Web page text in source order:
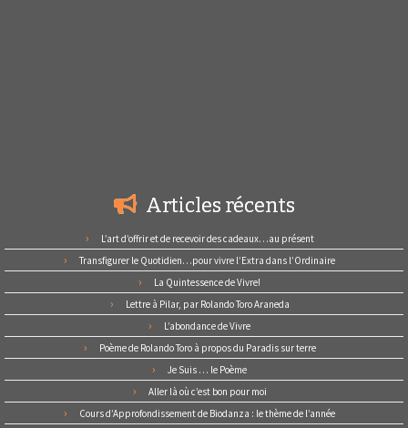
Articles récents
L’art d’offrir et de recevoir des cadeaux…au présent
Transfigurer le Quotidien…pour vivre l’Extra dans l’Ordinaire
La Quintessence de Vivre!
Lettre à Pilar, par Rolando Toro Araneda
L’abondance de Vivre
Poème de Rolando Toro à propos du Paradis sur terre
Je Suis … le Poème
Aller là où c’est bon pour moi
Cours d’Approfondissement de Biodanza : le thème de l’année